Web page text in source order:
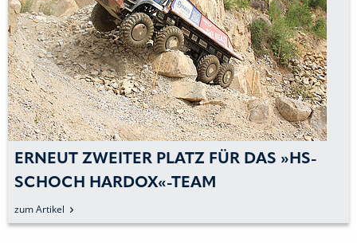
ERNEUT ZWEITER PLATZ FÜR DAS »HS-
SCHOCH HARDOX«-TEAM
zum Artikel